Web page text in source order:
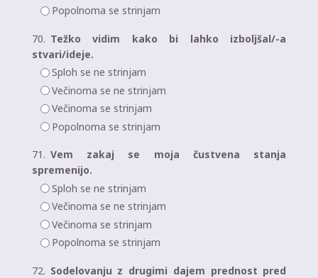
Popolnoma se strinjam
70. Težko vidim kako bi lahko izboljšal/-a
stvari/ideje.
Sploh se ne strinjam
Večinoma se ne strinjam
Večinoma se strinjam
Popolnoma se strinjam
71. Vem zakaj se moja čustvena stanja
spremenijo.
Sploh se ne strinjam
Večinoma se ne strinjam
Večinoma se strinjam
Popolnoma se strinjam
72. Sodelovanju z drugimi dajem prednost pred